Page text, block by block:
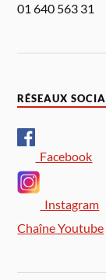
01 640 563 31
RÉSEAUX
Facebook
Instagram
Chaîne Youtube